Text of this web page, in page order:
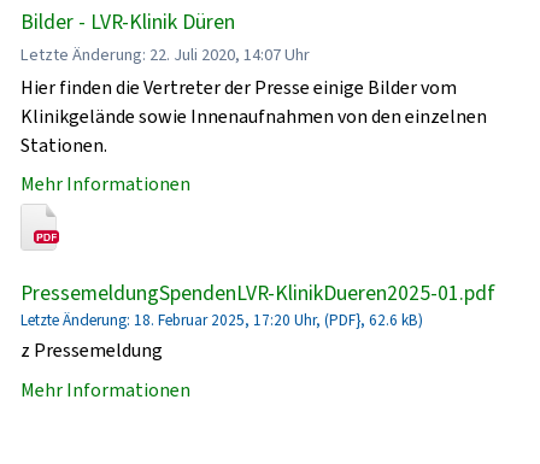
Bilder - LVR-Klinik Düren
Letzte Änderung: 22. Juli 2020, 14:07 Uhr
Hier finden die Vertreter der Presse einige Bilder vom
Klinikgelände sowie Innenaufnahmen von den einzelnen
Stationen.
Mehr Informationen
PressemeldungSpendenLVR-KlinikDueren2025-01.pdf
Letzte Änderung: 18. Februar 2025, 17:20 Uhr, (PDF}, 62.6 kB)
z Pressemeldung
Mehr Informationen